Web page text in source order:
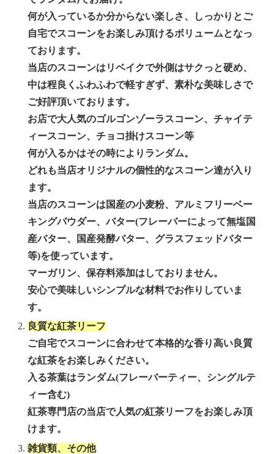
何が入っているか分からない楽しさ、しっかりとご
自宅でスコーンをお楽しみ頂けるボリュームとなっ
ております。
当店のスコーンはリベイクで外側はサクっと硬め、
中は程良くふわふわで軽すぎず、素朴な美味しさで
ご好評頂いております。
お店で大人気のゴルゴンゾーラスコーン、チャイテ
ィースコーン、チョコ掛けスコーン等
何が入るかはその時によりランダム。
どれも当店オリジナルの個性的なスコーン達が入り
ます。
当店のスコーンは国産の小麦粉、アルミフリーベー
キングパウダー、バター(フレーバーによって無塩国
産バター、国産発酵バター、グラスフェッドバター
等)を使っています。
マーガリン、保存料添加はしておりません。
安心で美味しいシンプルな材料でお作りしていま
す。
良質な紅茶リーフ
ご自宅でスコーンに合わせて本格的な香り高い良質
な紅茶をお楽しみください。
入る茶葉はランダム(フレーバーティー、シングルテ
ィー含む)
紅茶専門店の当店で人気の紅茶リーフをお楽しみ頂
けます。
雑貨類、その他